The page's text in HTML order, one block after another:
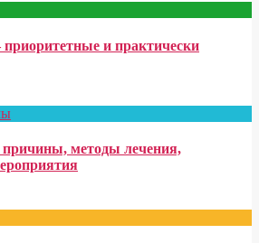
и практически
причины, методы лечения,